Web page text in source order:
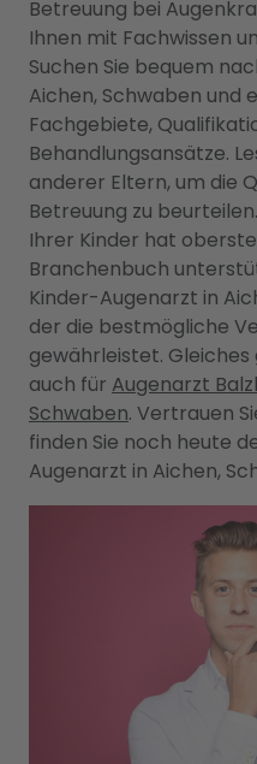
Betreuung bei
Ihnen mit Fachwissen
Suchen Sie bequem
Aichen, Schwaben und
Fachgebiete,
Behandlungsansätze.
anderer Eltern, um die
Betreuung zu
Ihrer Kinder hat
Branchenbuch
Kinder-Augenarzt in
der die bestmögliche
gewährleistet.
auch für Augenarzt
Schwaben. Vertrauen
finden Sie noch heute
Augenarzt in Aichen,